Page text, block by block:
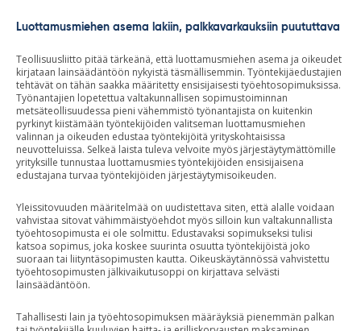
Luottamusmiehen asema lakiin, palkkavarkauksiin puututtava
Teollisuusliitto pitää tärkeänä, että luottamusmiehen asema ja oikeudet
kirjataan lainsäädäntöön nykyistä täsmällisemmin. Työntekijäedustajien
tehtävät on tähän saakka määritetty ensisijaisesti työehtosopimuksissa.
Työnantajien lopetettua valtakunnallisen sopimustoiminnan
metsäteollisuudessa pieni vähemmistö työnantajista on kuitenkin
pyrkinyt kiistämään työntekijöiden valitseman luottamusmiehen
valinnan ja oikeuden edustaa työntekijöitä yrityskohtaisissa
neuvotteluissa. Selkeä laista tuleva velvoite myös järjestäytymättömille
yrityksille tunnustaa luottamusmies työntekijöiden ensisijaisena
edustajana turvaa työntekijöiden järjestäytymisoikeuden.
Yleissitovuuden määritelmää on uudistettava siten, että alalle voidaan
vahvistaa sitovat vähimmäistyöehdot myös silloin kun valtakunnallista
työehtosopimusta ei ole solmittu. Edustavaksi sopimukseksi tulisi
katsoa sopimus, joka koskee suurinta osuutta työntekijöistä joko
suoraan tai liityntäsopimusten kautta. Oikeuskäytännössä vahvistettu
työehtosopimusten jälkivaikutusoppi on kirjattava selvästi
lainsäädäntöön.
Tahallisesti lain ja työehtosopimuksen määräyksiä pienemmän palkan